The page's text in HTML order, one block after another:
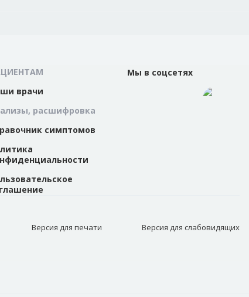
врачи
расшифровка
симптомов
Мы в соцсетях
Версия для слабовидящих
Версия для печати